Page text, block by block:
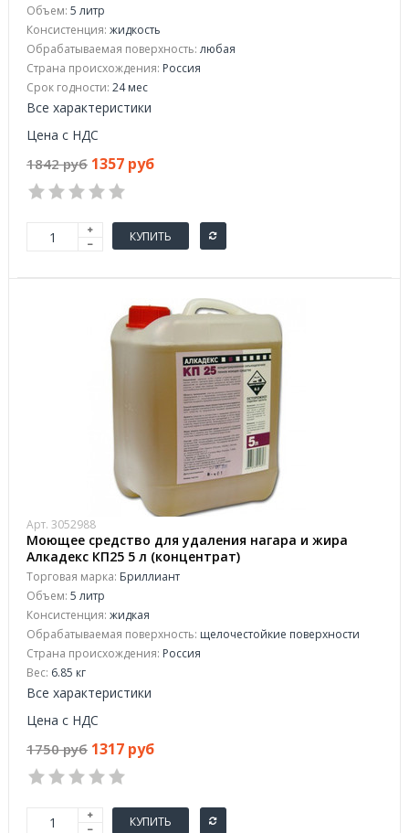
Объем: 5 литр
Консистенция: жидкость
Обрабатываемая поверхность: любая
Страна происхождения: Россия
Срок годности: 24 мес
Все характеристики
Цена с НДС
1842 руб 1357 руб
КУПИТЬ
Арт. 3052988
Моющее средство для удаления нагара и жира
Алкадекс КП25 5 л (концентрат)
Торговая марка: Бриллиант
Объем: 5 литр
Консистенция: жидкая
Обрабатываемая поверхность: щелочестойкие поверхности
Страна происхождения: Россия
Вес: 6.85 кг
Все характеристики
Цена с НДС
1750 руб 1317 руб
КУПИТЬ